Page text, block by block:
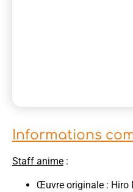
Informations
Staff anime :
Œuvre originale : Hiro